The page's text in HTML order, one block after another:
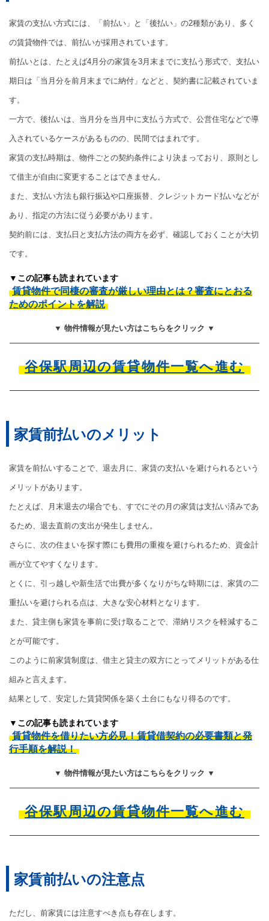
家賃の支払い方式には、「前払い」と「後払い」の2種類があり、多く
の賃貸物件では、前払いが採用されています。
前払いとは、たとえば4月分の家賃を3月末までに支払う形式で、支払い
期日は「当月分を前月末までに納付」などと、契約書に記載されていま
す。
一方で、後払いは、当月分を当月中に支払う方式で、公営住宅などで導
入されているケースがあるものの、民間ではまれです。
家賃の支払時期は、物件ごとの契約条件により決まっており、原則とし
て借主が自由に変更することはできません。
また、支払い方法も銀行振込や口座振替、クレジットカード払いなどが
あり、指定の方法に従う必要があります。
契約前には、支払日と支払方法の両方を必ず、確認しておくことが大切
です。
▼この記事も読まれています
賃貸物件で同棲の審査が厳しい理由とは？審査にとおる
ためのポイントを解説
▼ 物件情報が見たい方はこちらをクリック ▼
谷保駅周辺の賃貸物件一覧へ進む
家賃前払いのメリット
家賃を前払いすることで、退去月に、家賃の支払いを避けられるという
メリットがあります。
たとえば、月末退去の場合でも、すでにその月の家賃は支払い済みであ
るため、退去直前の支出が発生しません。
さらに、次の住まいを探す際にも費用の重複を避けられるため、資金計
画が立てやすくなります。
とくに、引っ越しや新生活で出費が多くなりがちな時期には、家賃の二
重払いを避けられる点は、大きな安心材料となります。
また、貸主側も家賃を事前に受け取ることで、滞納リスクを軽減するこ
とが可能です。
このように前家賃制度は、借主と貸主の双方にとってメリットがある仕
組みと言えます。
結果として、安定した賃貸関係を築く土台にもなり得るのです。
▼この記事も読まれています
賃貸物件を借りたい方必見！賃貸借契約の必要書類と発
行手順を解説！
▼ 物件情報が見たい方はこちらをクリック ▼
谷保駅周辺の賃貸物件一覧へ進む
家賃前払いの注意点
ただし、前家賃には注意すべき点も存在します。